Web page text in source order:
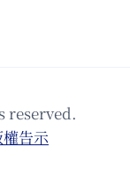
reserved.
權告⽰